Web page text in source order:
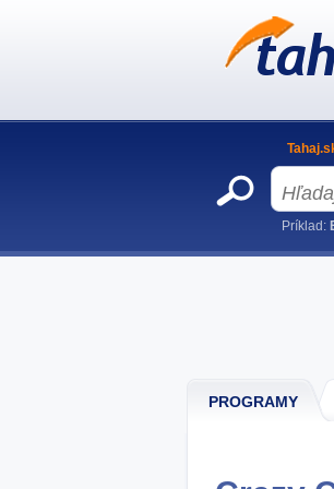
PROGRAMY
Príklad: